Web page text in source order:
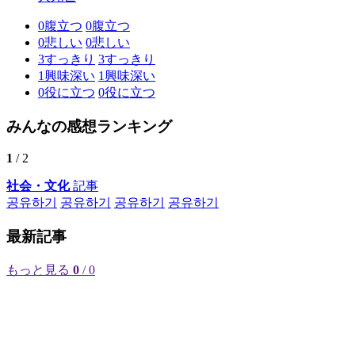
0腹立つ 0腹立つ
0悲しい 0悲しい
3すっきり 3すっきり
1興味深い 1興味深い
0役に立つ 0役に立つ
みんなの感想ランキング
1 / 2
社会・文化記事
공유하기
공유하기 공유하기 공유하기
最新記事
もっと見る 0 / 0